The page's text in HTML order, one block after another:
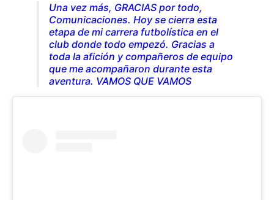
Una vez más, GRACIAS por todo,
Comunicaciones. Hoy se cierra esta
etapa de mi carrera futbolística en el
club donde todo empezó. Gracias a
toda la afición y compañeros de equipo
que me acompañaron durante esta
aventura. VAMOS QUE VAMOS